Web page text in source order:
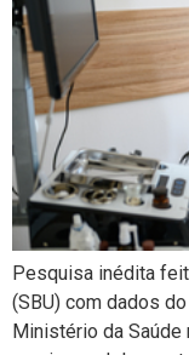
Pesquisa inédita
(SBU) com dados
Ministério da Saúde